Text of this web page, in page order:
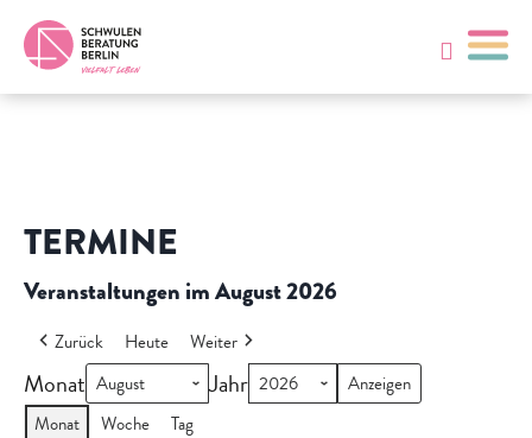
TERMINE
Veranstaltungen im August 2026
Zurück Heute Weiter
Monat Jahr
Monat Woche Tag